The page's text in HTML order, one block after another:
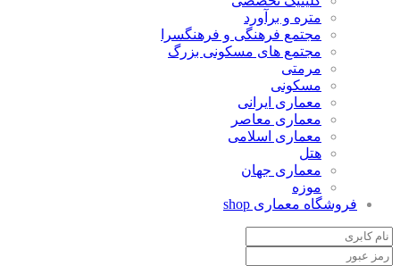
متره و برآورد
مجتمع فرهنگی و فرهنگسرا
مجتمع های مسکونی بزرگ
مرمتی
مسکونی
معماری ایرانی
معماری معاصر
معماری اسلامی
هتل
معماری جهان
موزه
فروشگاه معماری shop